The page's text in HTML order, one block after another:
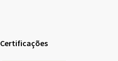
Certificações